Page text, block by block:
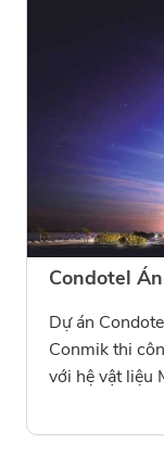
Condotel
Dự án
Conmik thi
với hệ vật liệu
khách sạn –